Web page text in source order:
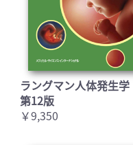
ラングマン人体発生学
第12版
￥9,350